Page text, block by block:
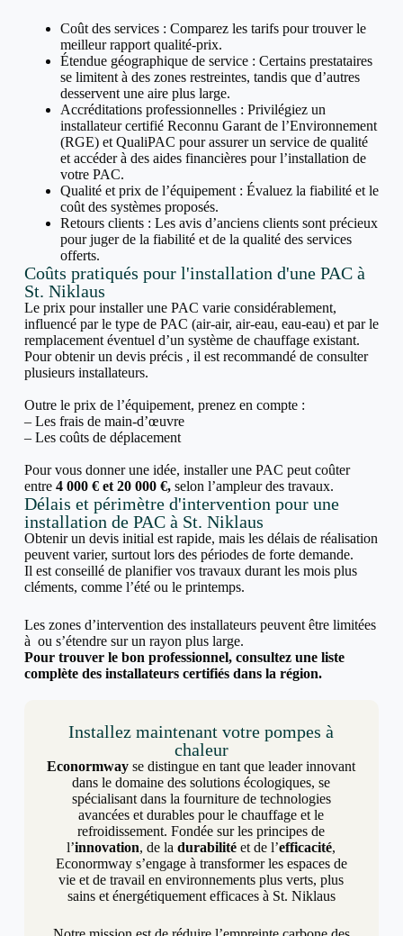
Coût des services : Comparez les tarifs pour trouver le
meilleur rapport qualité-prix.
Étendue géographique de service : Certains prestataires
se limitent à des zones restreintes, tandis que d’autres
desservent une aire plus large.
Accréditations professionnelles : Privilégiez un
installateur certifié Reconnu Garant de l’Environnement
(RGE) et QualiPAC pour assurer un service de qualité
et accéder à des aides financières pour l’installation de
votre PAC.
Qualité et prix de l’équipement : Évaluez la fiabilité et le
coût des systèmes proposés.
Retours clients : Les avis d’anciens clients sont précieux
pour juger de la fiabilité et de la qualité des services
offerts.
Coûts pratiqués pour l'installation d'une PAC à
St. Niklaus
Le prix pour installer une PAC varie considérablement,
influencé par le type de PAC (air-air, air-eau, eau-eau) et par le
remplacement éventuel d’un système de chauffage existant.
Pour obtenir un devis précis , il est recommandé de consulter
plusieurs installateurs.
Outre le prix de l’équipement, prenez en compte :
– Les frais de main-d’œuvre
– Les coûts de déplacement
Pour vous donner une idée, installer une PAC peut coûter
entre 4 000 € et 20 000 €,selon l’ampleur des travaux.
Délais et périmètre d'intervention pour une
installation de PAC à St. Niklaus
Obtenir un devis initial est rapide, mais les délais de réalisation
peuvent varier, surtout lors des périodes de forte demande.
Il est conseillé de planifier vos travaux durant les mois plus
cléments, comme l’été ou le printemps.
Les zones d’intervention des installateurs peuvent être limitées
à ou s’étendre sur un rayon plus large.
Pour trouver le bon professionnel, consultez une liste
complète des installateurs certifiés dans la région.
Installez maintenant votre pompes à
chaleur
Econormway se distingue en tant que leader innovant
dans le domaine des solutions écologiques, se
spécialisant dans la fourniture de technologies
avancées et durables pour le chauffage et le
refroidissement. Fondée sur les principes de
l’innovation, de ladurabilité et de l’efficacité,
Econormway s’engage à transformer les espaces de
vie et de travail en environnements plus verts, plus
sains et énergétiquement efficaces à St. Niklaus